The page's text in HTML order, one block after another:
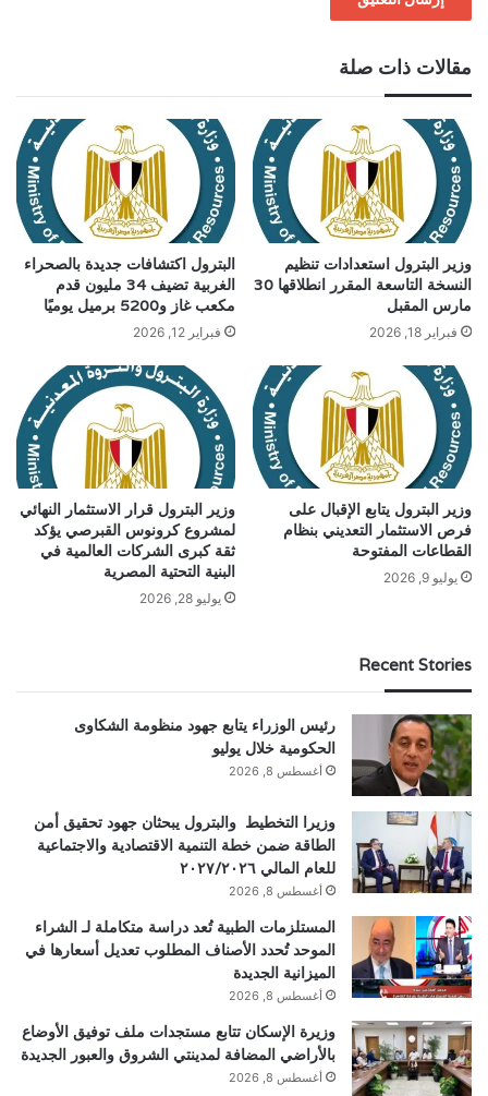
مقالات ذات صلة
وزير البترول استعدادات تنظيم
النسخة التاسعة المقرر انطلاقها 30
مارس المقبل
فبراير 18, 2026
البترول اكتشافات جديدة بالصحراء
الغربية تضيف 34 مليون قدم
مكعب غاز و5200 برميل يوميًا
فبراير 12, 2026
وزير البترول يتابع الإقبال على
فرص الاستثمار التعديني بنظام
القطاعات المفتوحة
يوليو 9, 2026
وزير البترول قرار الاستثمار النهائي
لمشروع كرونوس القبرصي يؤكد
ثقة كبرى الشركات العالمية في
البنية التحتية المصرية
يوليو 28, 2026
Recent Stories
رئيس الوزراء يتابع جهود منظومة الشكاوى
الحكومية خلال يوليو
أغسطس 8, 2026
وزيرا التخطيط والبترول يبحثان جهود تحقيق أمن
الطاقة ضمن خطة التنمية الاقتصادية والاجتماعية
للعام المالي ٢٠٢٧/٢٠٢٦
أغسطس 8, 2026
المستلزمات الطبية تُعد دراسة متكاملة لـ الشراء
الموحد تُحدد الأصناف المطلوب تعديل أسعارها في
الميزانية الجديدة
أغسطس 8, 2026
وزيرة الإسكان تتابع مستجدات ملف توفيق الأوضاع
بالأراضي المضافة لمدينتي الشروق والعبور الجديدة
أغسطس 8, 2026